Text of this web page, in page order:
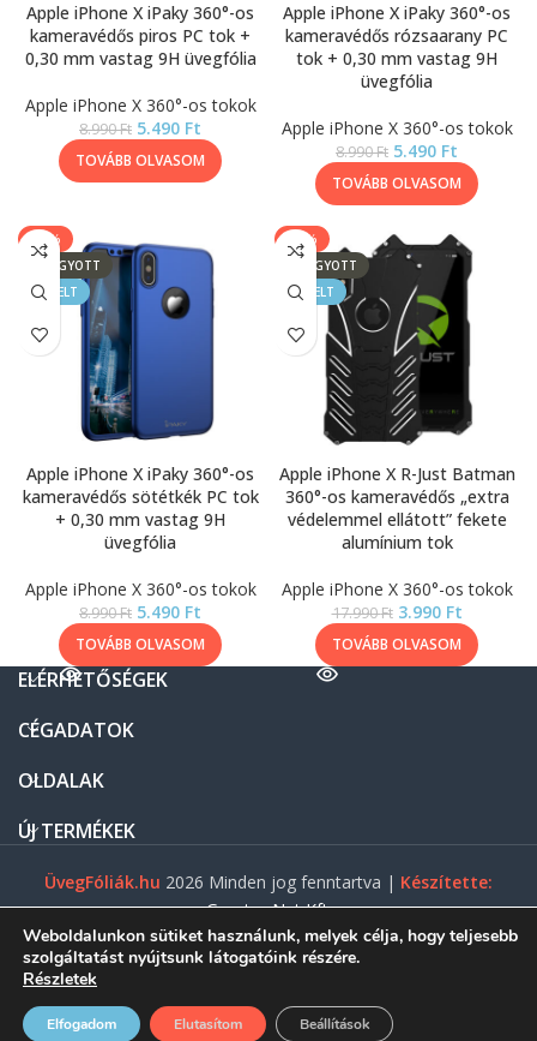
Apple iPhone X iPaky 360°-os
kameravédős piros PC tok +
0,30 mm vastag 9H üvegfólia
Apple iPhone X 360°-os tokok
8.990Ft 5.490 Ft
TOVÁBB OLVASOM
Apple iPhone X iPaky 360°-os
kameravédős rózsaarany PC
tok + 0,30 mm vastag 9H
üvegfólia
Apple iPhone X 360°-os tokok
8.990Ft 5.490 Ft
TOVÁBB OLVASOM
-39%
ELFOGYOTT
KIEMELT
Apple iPhone X iPaky 360°-os
kameravédős sötétkék PC tok
+ 0,30 mm vastag 9H
üvegfólia
Apple iPhone X 360°-os tokok
8.990Ft 5.490 Ft
TOVÁBB OLVASOM
-78%
ELFOGYOTT
KIEMELT
Apple iPhone X R-Just Batman
360°-os kameravédős „extra
védelemmel ellátott” fekete
alumínium tok
Apple iPhone X 360°-os tokok
17.990Ft 3.990 Ft
TOVÁBB OLVASOM
ELÉRHETŐSÉGEK
CÉGADATOK
OLDALAK
ÚJ TERMÉKEK
ÜvegFóliák.hu 2026 Minden jog fenntartva | Készítette:
Gasztro Net Kft.
Weboldalunkon sütiket használunk, melyek célja, hogy teljesebb
szolgáltatást nyújtsunk látogatóink részére.
Részletek
Elfogadom Elutasítom Beállítások